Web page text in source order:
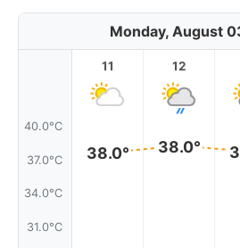
Monday, August
40.0°C
37.0°C
34.0°C
31.0°C
11
38.0°
12
38.0°